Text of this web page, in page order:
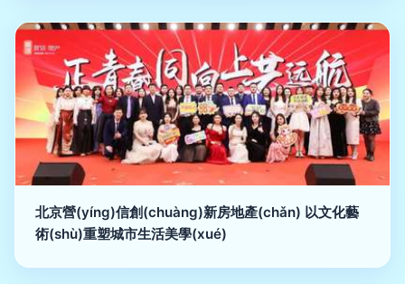
北京營(yíng)信創(chuàng)新房地產(chǎn) 以文化藝
術(shù)重塑城市生活美學(xué)